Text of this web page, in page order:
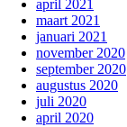
april 2021
maart 2021
januari 2021
november 2020
september 2020
augustus 2020
juli 2020
april 2020